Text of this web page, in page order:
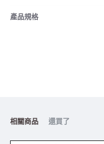
產品規格
相關商品 還買了